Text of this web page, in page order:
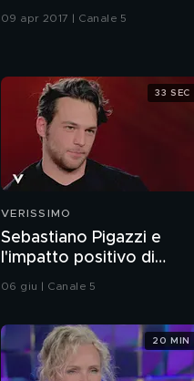
09 apr 2017 | Canale 5
VERISSIMO
Sebastiano Pigazzi e
l'impatto positivo di
nonno Bud Spencer
06 giu | Canale 5
33 SEC
20 MIN